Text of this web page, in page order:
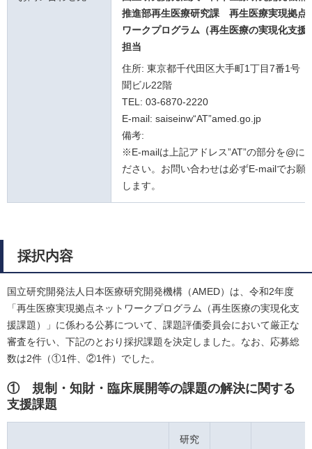
推進部再生医療研究課
再生医療実現拠点
ワークプログラム（再生医療の実現化支援
担当
住所: 東京都千代田区大手町1丁目7番1号
聞ビル22階
TEL: 03-6870-2220
E-mail: saiseinw“AT”amed.go.jp
備考:
※E-mailは上記アドレス”AT”の部分を@に
ださい。お問い合わせは必ずE-mailでお願
します。
採択内容
国立研究開発法人日本医療研究開発機構（AMED）は、令和2年度
「再生医療実現拠点ネットワークプログラム（再生医療の実現化支
援課題）」に係わる公募について、課題評価委員会において厳正な
審査を行い、下記のとおり採択課題を決定しました。なお、応募総
数は2件（①1件、②1件）でした。
① 規制・知財・臨床展開等の課題の解決に関する
支援課題
研究